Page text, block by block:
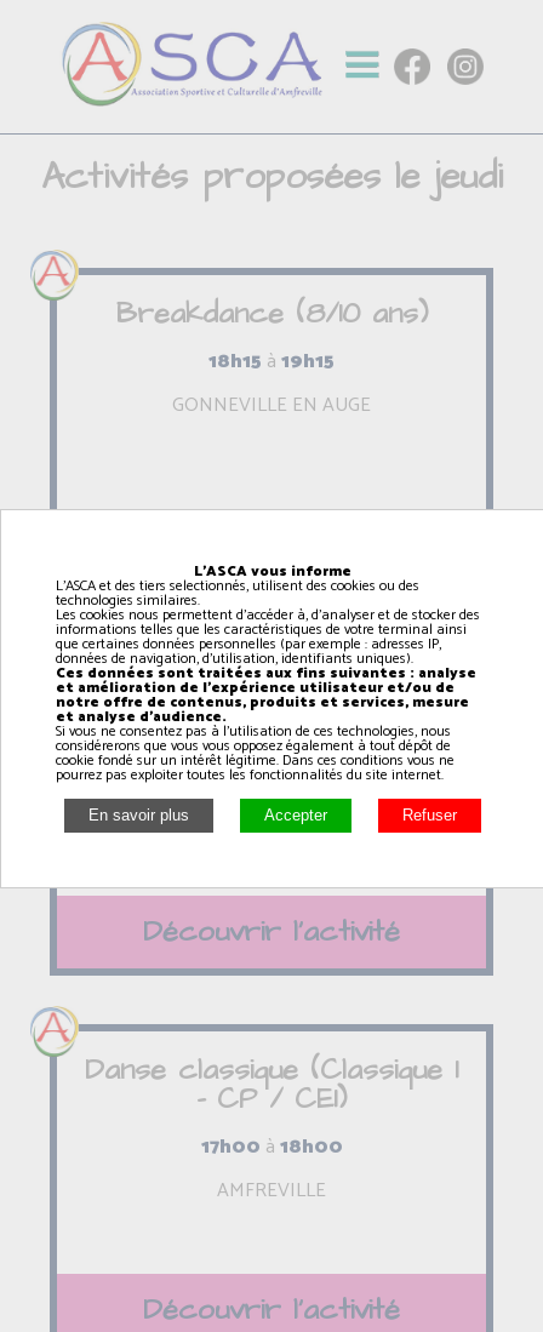
Activités proposées le jeudi
Breakdance (8/10 ans)
18h15 à19h15
GONNEVILLE EN AUGE
Découvrir l'activité
Breakdance (Plus de 10
ans)
19h15à20h15
GONNEVILLE EN AUGE
Découvrir l'activité
Danse classique (Classique 1
- CP / CE1)
17h00 à18h00
AMFREVILLE
Découvrir l'activité
L'ASCA vous informe
L'ASCA et des tiers selectionnés, utilisent des cookies ou des
technologies similaires.
Les cookies nous permettent d'accéder à, d'analyser et de stocker des
informations telles que les caractéristiques de votre terminal ainsi
que certaines données personnelles (par exemple : adresses IP,
données de navigation, d'utilisation, identifiants uniques).
Ces données sont traitées aux fins suivantes : analyse
et amélioration de l'expérience utilisateur et/ou de
notre offre de contenus, produits et services, mesure
et analyse d'audience.
Si vous ne consentez pas à l'utilisation de ces technologies, nous
considérerons que vous vous opposez également à tout dépôt de
cookie fondé sur un intérêt légitime. Dans ces conditions vous ne
pourrez pas exploiter toutes les fonctionnalités du site internet.